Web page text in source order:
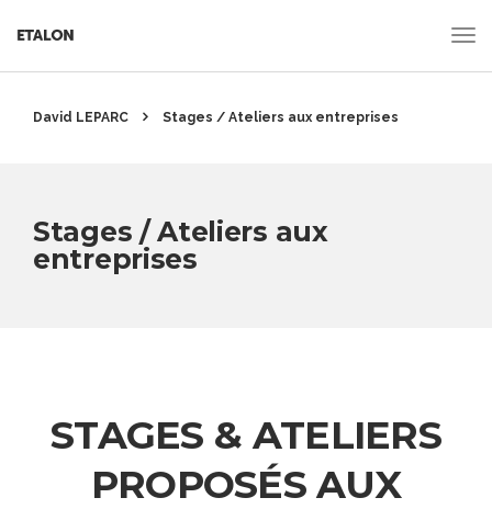
David LEPARC Stages / Ateliers aux entreprises
Stages / Ateliers aux
entreprises
STAGES & ATELIERS
PROPOSÉS AUX